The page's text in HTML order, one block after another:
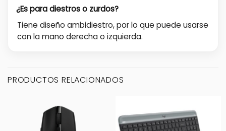
¿Es para diestros o zurdos?
Tiene diseño ambidiestro, por lo que puede usarse
con la mano derecha o izquierda.
PRODUCTOS RELACIONADOS